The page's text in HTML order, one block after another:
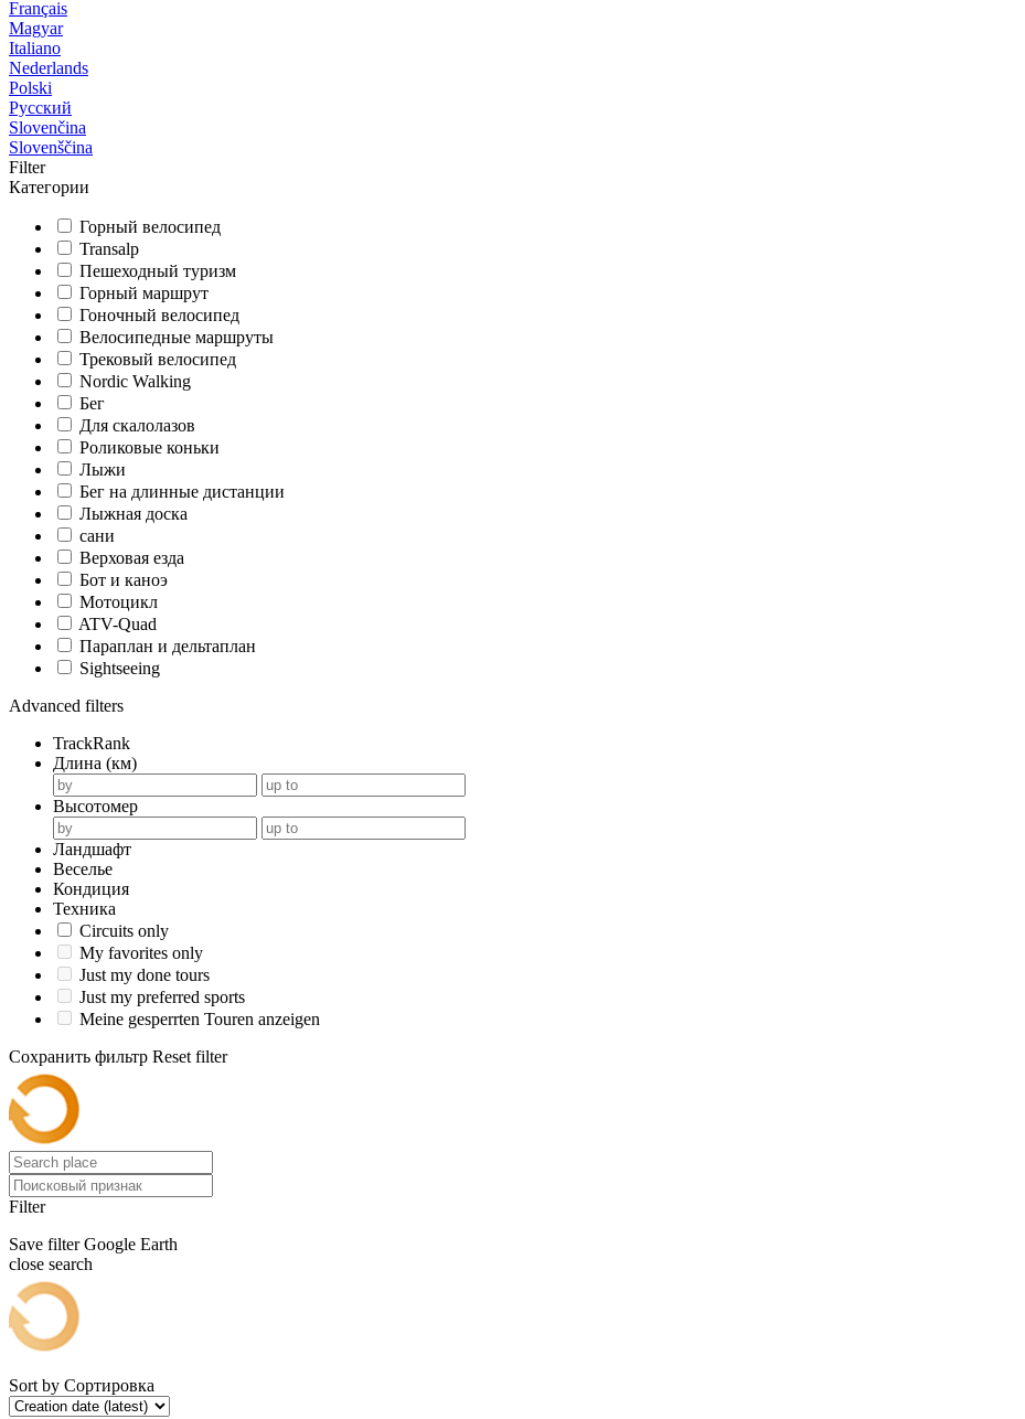
Français
Magyar
Italiano
Nederlands
Polski
Русский
Slovenčina
Slovenščina
Filter
Категории
Горный велосипед
Transalp
Пешеходный туризм
Горный маршрут
Гоночный велосипед
Велосипедные маршруты
Трековый велосипед
Nordic Walking
Бег
Для скалолазов
Роликовые коньки
Лыжи
Бег на длинные дистанции
Лыжная доска
сани
Верховая езда
Бот и каноэ
Мотоцикл
ATV-Quad
Параплан и дельтаплан
Sightseeing
Advanced filters
TrackRank
Длина (км)
Высотомер
Ландшафт
Веселье
Кондиция
Техника
Circuits only
My favorites only
Just my done tours
Just my preferred sports
Meine gesperrten Touren anzeigen
Сохранить фильтр Reset filter
Filter
Save filter Google Earth
close search
Sort by Сортировка